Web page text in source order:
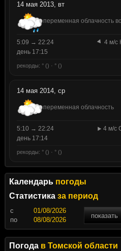
14 мая 2013, вт
переменная облачность
5:09 → 22:24
4 м/
день 17:15
рекорды: ° () · ° ()
14 мая 2014, ср
переменная облачность
5:10 → 22:24
4 м/с
день 17:14
рекорды: ° () · ° ()
Календарь погоды
Статистика за период
c
показать
по
Погода в Томской области